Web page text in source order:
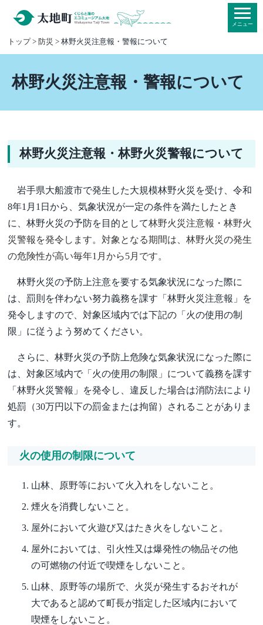
移
メニュー
トップ> 防災 > 林野火災注意報・警報について
林野火災注意報・警報について
林野火災注意報・林野火災警報について
岩手県大船渡市で発生した大規模林野火災を受け、令和
8年1月1日から、気象状況が一定の条件を満たしたとき
に、林野火災の予防を目的として林野火災注意報・林野火
災警報を発令します。対象となる期間は、林野火災の発生
の危険性が高い毎年1月から5月です。
林野火災の予防上注意を要する気象状況になった際に
は、罰則を伴わない努力義務を課す「林野火災注意報」を
発令しますので、対象区域内では下記の「火の使用の制
限」に従うよう努めてください。
さらに、林野火災の予防上危険な気象状況になった際に
は、対象区域内で「火の使用の制限」について義務を課す
「林野火災警報」を発令し、違反した場合は消防法により
処罰（30万円以下の罰金または拘留）されることがありま
す。
火の使用の制限について
山林、原野等において火入れをしないこと。
煙火を消費しないこと。
屋外において火遊び又はたき火をしないこと。
屋外においては、引火性又は爆発性の物品その他
の可燃物の付近で喫煙をしないこと。
山林、原野等の場所で、火災が発生するおそれが
大であると認めて町長が指定した区域内において
喫煙をしないこと。